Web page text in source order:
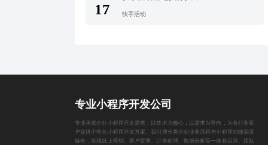
17 快手活动
专业小程序开发公司
专业承接企业小程序开发需求，以技术为核心，以需求为导向，为各行业客
户提供个性化小程序开发方案。我们擅长将企业业务流程与小程序功能深度
融合，实现线上营销、客户管理、订单处理、数据分析等一体化运营。团队